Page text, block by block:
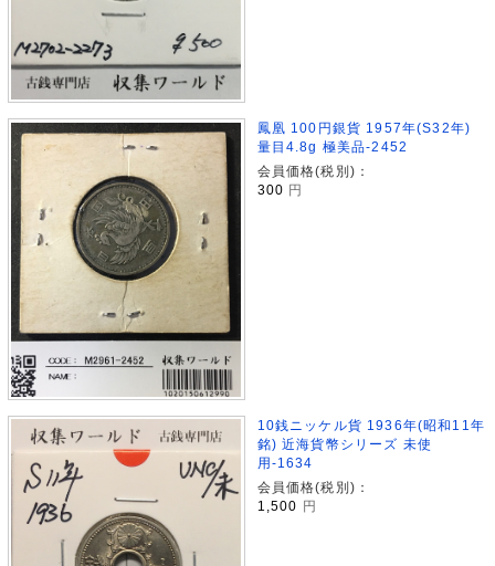
鳳凰 100円銀貨 1957年(S32年)
量目4.8g 極美品-2452
会員価格(税別)：
300 円
10銭ニッケル貨 1936年(昭和11年
銘) 近海貨幣シリーズ 未使
用-1634
会員価格(税別)：
1,500
円